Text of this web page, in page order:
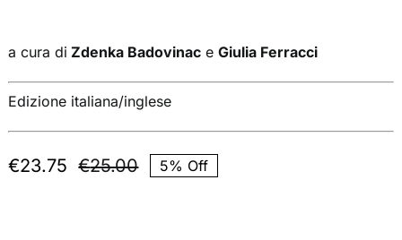
a cura di Zdenka Badovinace Giulia Ferracci
Edizione italiana/inglese
€25.00Il
€23.75
Il
5% Off